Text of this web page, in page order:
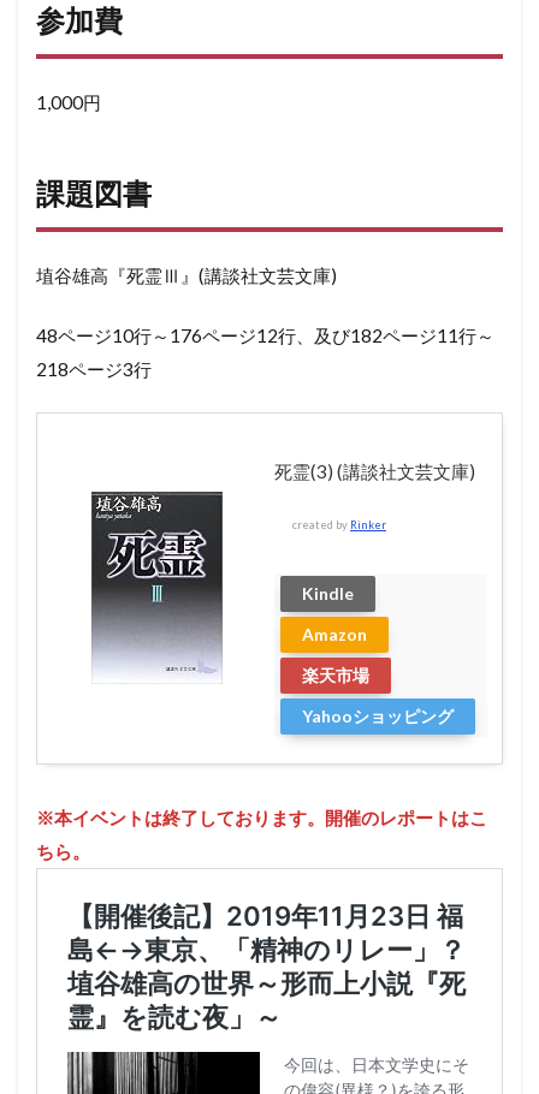
参加費
1,000円
課題図書
埴谷雄高『死霊Ⅲ』(講談社文芸文庫)
48ページ10行～176ページ12行、及び182ページ11行～
218ページ3行
死霊(3) (講談社文芸文庫)
created by Rinker
Kindle
Amazon
楽天市場
Yahooショッピング
※本イベントは終了しております。開催のレポートはこ
ちら。